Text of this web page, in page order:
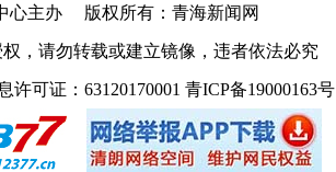
心主办 版权所有：青海新闻网
，请勿转载或建立镜像，违者依法必究
许可证：63120170001 青ICP备19000163号